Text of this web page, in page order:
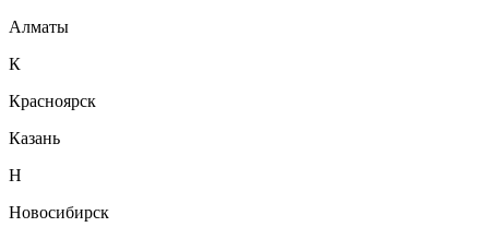
Алматы
К
Красноярск
Казань
Н
Новосибирск